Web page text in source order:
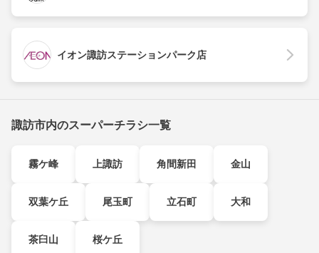
イオン諏訪ステーションパーク店
諏訪市内のスーパーチラシ一覧
霧ケ峰 上諏訪 角間新田 金山
双葉ケ丘 尾玉町 立石町 大和
茶臼山 桜ケ丘